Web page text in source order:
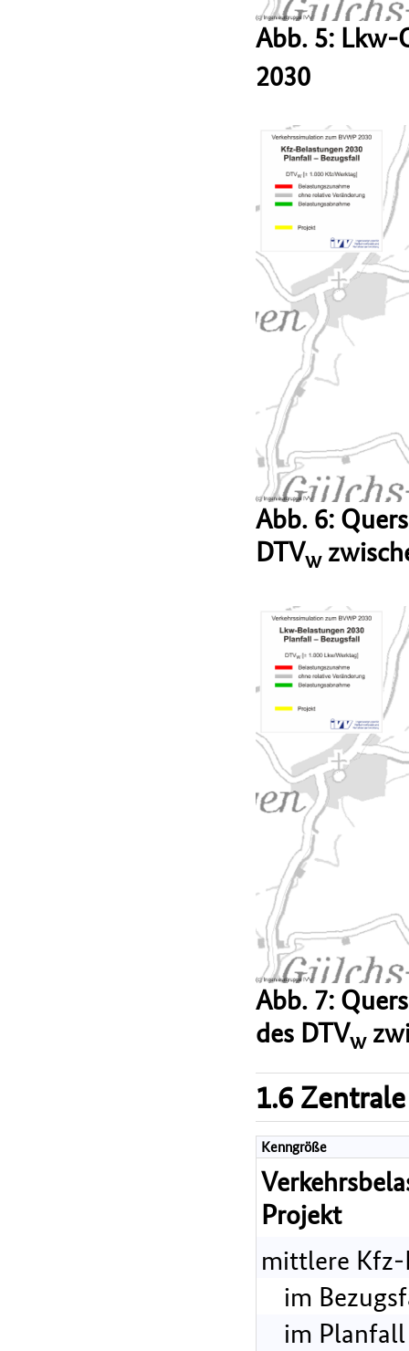
Abb. 5: Lkw-
2030
Abb. 6:
DTVw
Abb. 7:
des DTVw
1.6
Kenngröße
Projekt
mittlere
im
im Planfall